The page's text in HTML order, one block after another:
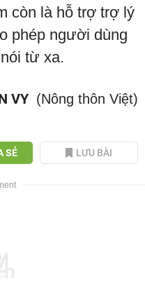
còn là hỗ trợ trợ lý
phép người dùng
từ xa.
VY (Nông thôn Việt)
SẺ LƯU BÀI